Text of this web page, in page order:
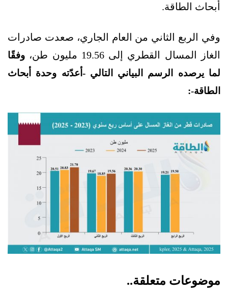
أبحاث الطاقة.
وفي الربع الثاني من العام الجاري، صعدت صادرات
الغاز المسال القطري إلى 19.56 مليون طن،
وفقًا
لما يرصده الرسم البياني التالي -أعدّته وحدة أبحاث
الطاقة-:
موضوعات متعلقة..